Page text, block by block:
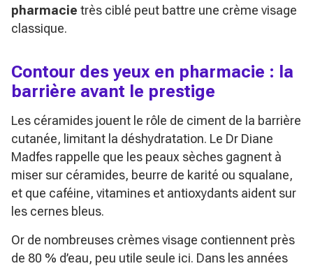
pharmacie très ciblé peut battre une crème visage
classique.
Contour des yeux en pharmacie : la
barrière avant le prestige
Les céramides jouent le rôle de ciment de la barrière
cutanée, limitant la déshydratation. Le Dr Diane
Madfes rappelle que les peaux sèches gagnent à
miser sur céramides, beurre de karité ou squalane,
et que caféine, vitamines et antioxydants aident sur
les cernes bleus.
Or de nombreuses crèmes visage contiennent près
de 80 % d’eau, peu utile seule ici. Dans les années